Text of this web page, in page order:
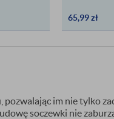
65,99zł
im nie tylko
soczewki nie